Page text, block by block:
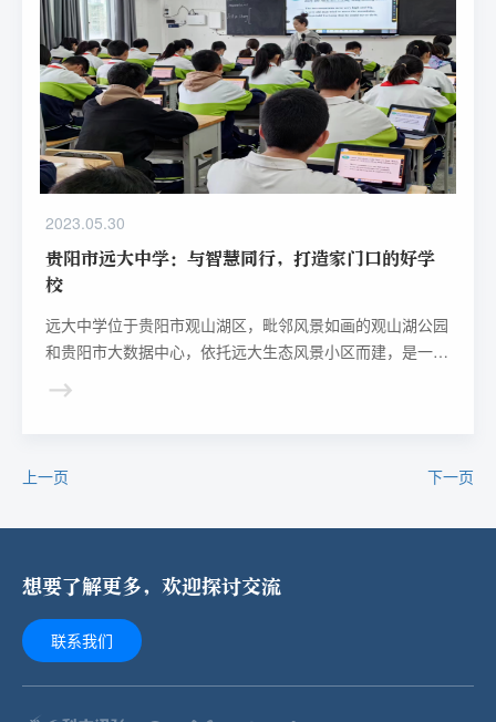
2023.05.30
贵阳市远大中学：与智慧同行，打造家门口的好学
校
远大中学位于贵阳市观山湖区，毗邻风景如画的观山湖公园
和贵阳市大数据中心，依托远大生态风景小区而建，是一所
用信息技术赋能办学提质，快速成长为“家门口的好学校”。
上一页 下一页
想要了解更多，欢迎探讨交流
联系我们